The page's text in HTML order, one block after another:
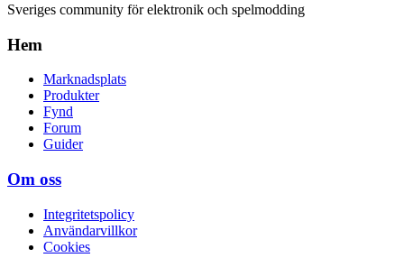
Sveriges community för elektronik och spelmodding
Hem
Marknadsplats
Produkter
Fynd
Forum
Guider
Om oss
Integritetspolicy
Användarvillkor
Cookies